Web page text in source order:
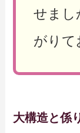
せま
がりて
大構造と係